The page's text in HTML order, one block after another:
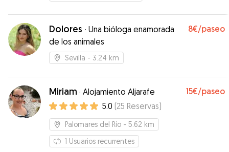
Dolores · Una bióloga enamorada
de los animales
8€/paseo
Sevilla - 3.24 km
Miriam · Alojamiento Aljarafe 15€/paseo
5.0 (25 Reservas)
Palomares del Río - 5.62 km
1 Usuarios recurrentes